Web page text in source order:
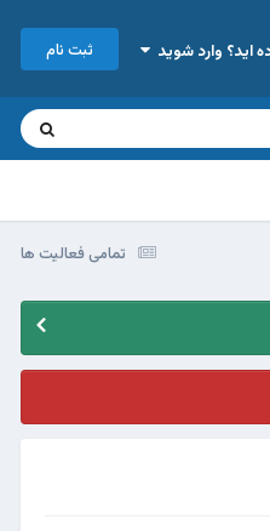
اید؟ وارد شوید ثبت نام
تمامی فعالیت ها